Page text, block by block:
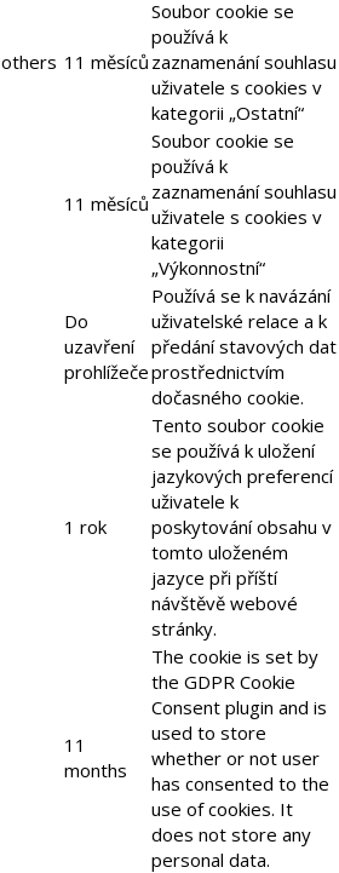
11 měsíců
Soubor cookie se
používá k
zaznamenání souhlasu
uživatele s cookies v
kategorii „Ostatní“
11 měsíců
Soubor cookie se
používá k
zaznamenání souhlasu
uživatele s cookies v
kategorii
„Výkonnostní“
Do
uzavření
prohlížeče
Používá se k navázání
uživatelské relace a k
předání stavových dat
prostřednictvím
dočasného cookie.
1 rok
Tento soubor cookie
se používá k uložení
jazykových preferencí
uživatele k
poskytování obsahu v
tomto uloženém
jazyce při příští
návštěvě webové
stránky.
11
months
The cookie is set by
the GDPR Cookie
Consent plugin and is
used to store
whether or not user
has consented to the
use of cookies. It
does not store any
personal data.